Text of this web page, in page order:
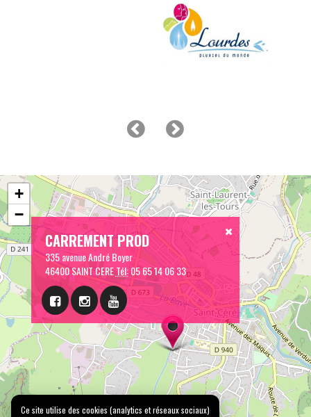
CARREMENT PROD
335 avenue André Boyer
46400 SAINT CERETél:05 65 14 06 33
+
−
Ce site utilise des cookies (analytics et réseaux sociaux)